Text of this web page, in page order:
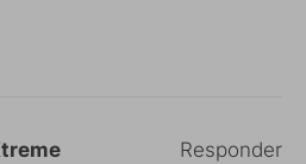
Responder